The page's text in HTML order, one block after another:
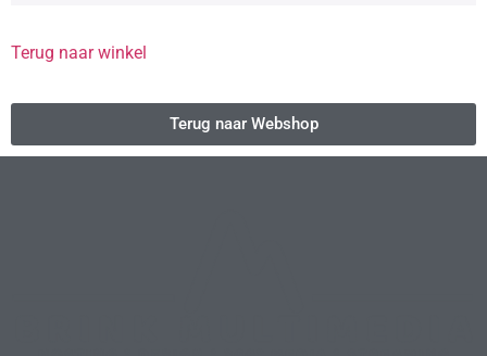
Terug naar winkel
Terug naar Webshop